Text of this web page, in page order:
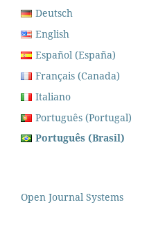
Deutsch
English
Español (España)
Français (Canada)
Italiano
Português (Portugal)
Português (Brasil)
Open Journal Systems